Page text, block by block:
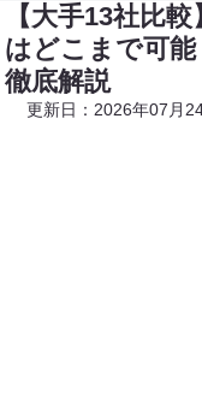
【大手13社比
はどこまで可
徹底解説
更新日：2026年07月